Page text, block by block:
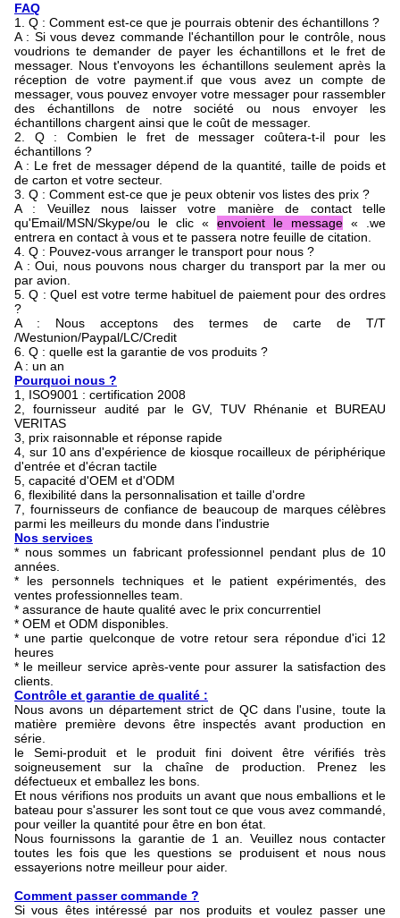
FAQ
1. Q : Comment est-ce que je pourrais obtenir des échantillons ?
A : Si vous devez commande l'échantillon pour le contrôle, nous
voudrions te demander de payer les échantillons et le fret de
messager. Nous t'envoyons les échantillons seulement après la
réception de votre payment.if que vous avez un compte de
messager, vous pouvez envoyer votre messager pour rassembler
des échantillons de notre société ou nous envoyer les
échantillons chargent ainsi que le coût de messager.
2. Q : Combien le fret de messager coûtera-t-il pour les
échantillons ?
A : Le fret de messager dépend de la quantité, taille de poids et
de carton et votre secteur.
3. Q : Comment est-ce que je peux obtenir vos listes des prix ?
A : Veuillez nous laisser votre manière de contact telle
qu'Email/MSN/Skype/ou le clic « envoient le message « .we
entrera en contact à vous et te passera notre feuille de citation.
4. Q : Pouvez-vous arranger le transport pour nous ?
A : Oui, nous pouvons nous charger du transport par la mer ou
par avion.
5. Q : Quel est votre terme habituel de paiement pour des ordres
?
A : Nous acceptons des termes de carte de T/T
/Westunion/Paypal/LC/Credit
6. Q : quelle est la garantie de vos produits ?
A : un an
Pourquoi nous ?
1, ISO9001 : certification 2008
2, fournisseur audité par le GV, TUV Rhénanie et BUREAU
VERITAS
3, prix raisonnable et réponse rapide
4, sur 10 ans d'expérience de kiosque rocailleux de périphérique
d'entrée et d'écran tactile
5, capacité d'OEM et d'ODM
6, flexibilité dans la personnalisation et taille d'ordre
7, fournisseurs de confiance de beaucoup de marques célèbres
parmi les meilleurs du monde dans l'industrie
Nos services
* nous sommes un fabricant professionnel pendant plus de 10
années.
* les personnels techniques et le patient expérimentés, des
ventes professionnelles team.
* assurance de haute qualité avec le prix concurrentiel
* OEM et ODM disponibles.
* une partie quelconque de votre retour sera répondue d'ici 12
heures
* le meilleur service après-vente pour assurer la satisfaction des
clients.
Contrôle et garantie de qualité :
Nous avons un département strict de QC dans l'usine, toute la
matière première devons être inspectés avant production en
série.
le Semi-produit et le produit fini doivent être vérifiés très
soigneusement sur la chaîne de production. Prenez les
défectueux et emballez les bons.
Et nous vérifions nos produits un avant que nous emballions et le
bateau pour s'assurer les sont tout ce que vous avez commandé,
pour veiller la quantité pour être en bon état.
Nous fournissons la garantie de 1 an. Veuillez nous contacter
toutes les fois que les questions se produisent et nous nous
essayerions notre meilleur pour aider.
Comment passer commande ?
Si vous êtes intéressé par nos produits et voulez passer une